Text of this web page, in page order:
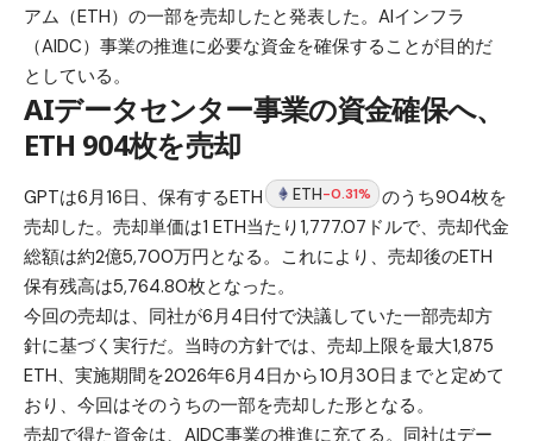
アム（ETH）の一部を売却したと発表した。AIインフラ
（AIDC）事業の推進に必要な資金を確保することが目的だ
としている。
AIデータセンター事業の資金確保へ、
ETH 904枚を売却
GPTは6月16日、保有するETH ETH-0.31%
のうち904枚を
売却した。売却単価は1 ETH当たり1,777.07ドルで、売却代金
総額は約2億5,700万円となる。これにより、売却後のETH
保有残高は5,764.80枚となった。
今回の売却は、同社が6月4日付で決議していた一部売却方
針に基づく実行だ。当時の方針では、売却上限を最大1,875
ETH、実施期間を2026年6月4日から10月30日までと定めて
おり、今回はそのうちの一部を売却した形となる。
売却で得た資金は、AIDC事業の推進に充てる。同社はデー